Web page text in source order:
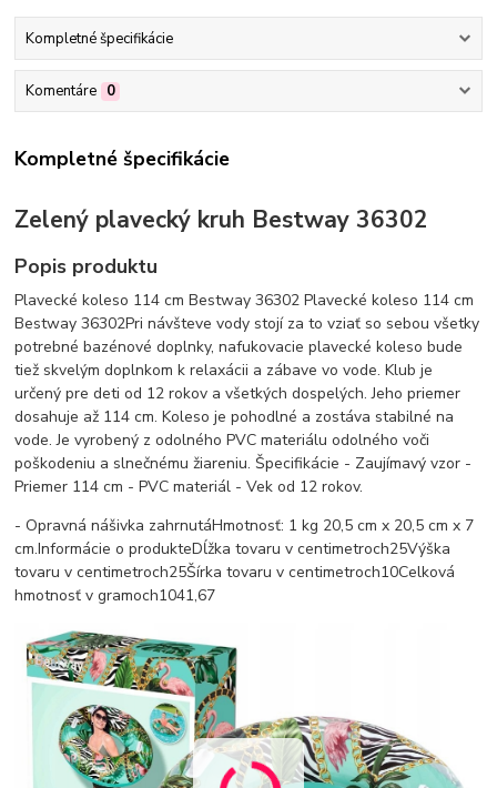
Kompletné špecifikácie
Komentáre 0
Kompletné špecifikácie
Zelený plavecký kruh Bestway 36302
Popis produktu
Plavecké koleso 114 cm Bestway 36302 Plavecké koleso 114 cm
Bestway 36302Pri návšteve vody stojí za to vziať so sebou všetky
potrebné bazénové doplnky, nafukovacie plavecké koleso bude
tiež skvelým doplnkom k relaxácii a zábave vo vode. Klub je
určený pre deti od 12 rokov a všetkých dospelých. Jeho priemer
dosahuje až 114 cm. Koleso je pohodlné a zostáva stabilné na
vode. Je vyrobený z odolného PVC materiálu odolného voči
poškodeniu a slnečnému žiareniu. Špecifikácie - Zaujímavý vzor -
Priemer 114 cm - PVC materiál - Vek od 12 rokov.
- Opravná nášivka zahrnutáHmotnosť: 1 kg 20,5 cm x 20,5 cm x 7
cm.Informácie o produkteDĺžka tovaru v centimetroch25Výška
tovaru v centimetroch25Šírka tovaru v centimetroch10Celková
hmotnosť v gramoch1041,67